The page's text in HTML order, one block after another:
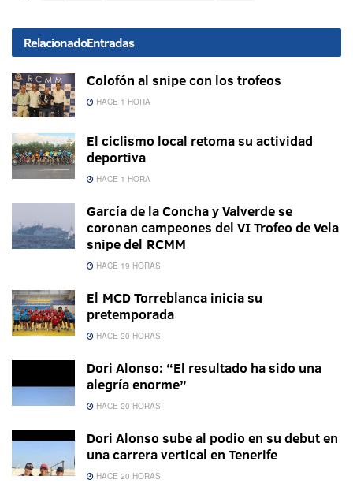
RelacionadoEntradas
Colofón al snipe con los trofeos
HACE 1 HORA
El ciclismo local retoma su actividad
deportiva
HACE 1 HORA
García de la Concha y Valverde se
coronan campeones del VI Trofeo de Vela
snipe del RCMM
HACE 19 HORAS
El MCD Torreblanca inicia su
pretemporada
HACE 20 HORAS
Dori Alonso: “El resultado ha sido una
alegría enorme”
HACE 20 HORAS
Dori Alonso sube al podio en su debut en
una carrera vertical en Tenerife
HACE 20 HORAS